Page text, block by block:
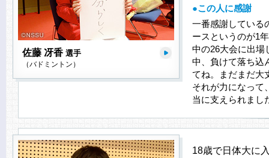
佐藤 冴香 選手
（バドミントン）
●この人に感謝
一番感謝している
ースというのが1
中の26大会に出場
中、負けて落ち込
てね。まだまだ大
それが力になって
当に支えられまし
18歳で日体大に